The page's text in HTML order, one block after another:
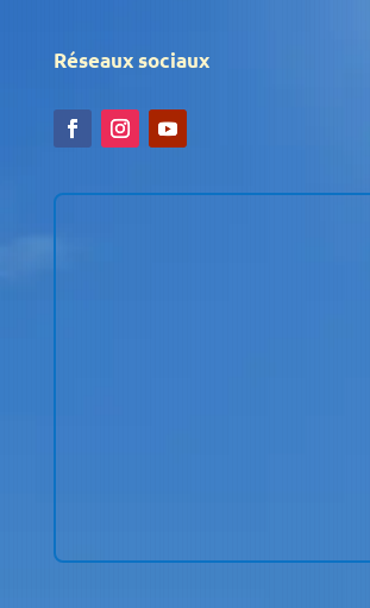
Réseaux sociaux